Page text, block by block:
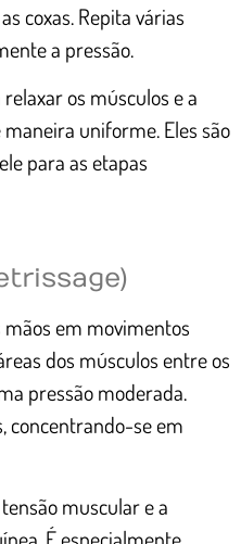
coxas. Repita várias
a pressão.
os músculos e a
uniforme. Eles são
para as etapas
em movimentos
dos músculos entre os
pressão moderada.
concentrando-se em
muscular e a
É especialmente